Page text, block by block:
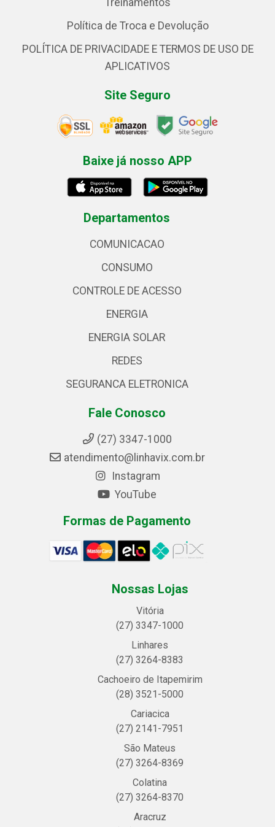
Treinamentos
Política de Troca e Devolução
POLÍTICA DE PRIVACIDADE E TERMOS DE USO DE
APLICATIVOS
Site Seguro
Baixe já nosso APP
Departamentos
COMUNICACAO
CONSUMO
CONTROLE DE ACESSO
ENERGIA
ENERGIA SOLAR
REDES
SEGURANCA ELETRONICA
Fale Conosco
(27) 3347-1000
atendimento@linhavix.com.br
Instagram
YouTube
Formas de Pagamento
Nossas Lojas
Vitória
(27) 3347-1000
Linhares
(27) 3264-8383
Cachoeiro de Itapemirim
(28) 3521-5000
Cariacica
(27) 2141-7951
São Mateus
(27) 3264-8369
Colatina
(27) 3264-8370
Aracruz